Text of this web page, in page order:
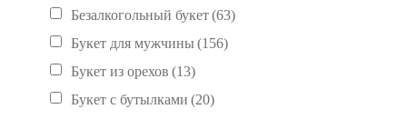
Безалкогольный букет(63)
Букет для мужчины (156)
Букет из орехов (13)
Букет с бутылками (20)